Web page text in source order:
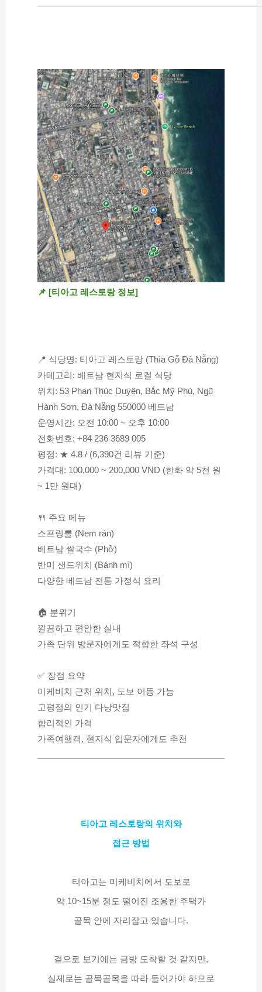
📌 [티아고 레스토랑 정보]
📍 식당명: 티아고 레스토랑 (Thìa Gỗ Đà Nẵng)
카테고리: 베트남 현지식 로컬 식당
위치: 53 Phan Thúc Duyện, Bắc Mỹ Phú, Ngũ
Hành Sơn, Đà Nẵng 550000 베트남
운영시간: 오전 10:00 ~ 오후 10:00
전화번호: +84 236 3689 005
평점: ★ 4.8 / (6,390건 리뷰 기준)
가격대: 100,000 ~ 200,000 VND (한화 약 5천 원
~ 1만 원대)
🍴 주요 메뉴
스프링롤 (Nem rán)
베트남 쌀국수 (Phở)
반미 샌드위치 (Bánh mì)
다양한 베트남 전통 가정식 요리
🏠 분위기
깔끔하고 편안한 실내
가족 단위 방문자에게도 적합한 좌석 구성
✅ 장점 요약
미케비치 근처 위치, 도보 이동 가능
고평점의 인기 다낭맛집
합리적인 가격
가족여행객, 현지식 입문자에게도 추천
티아고 레스토랑의 위치와
접근 방법
티아고는 미케비치에서 도보로
약 10~15분 정도 떨어진 조용한 주택가
골목 안에 자리잡고 있습니다.
겉으로 보기에는 금방 도착할 것 같지만,
실제로는 골목골목을 따라 들어가야 하므로